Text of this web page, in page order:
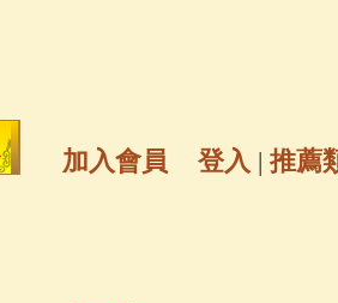
佛
加入會員 登入 | 推薦